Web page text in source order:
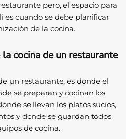
pero, el espacio para
es cuando se debe planificar
de la cocina.
cocina de un restaurante
un restaurante, es donde el
se preparan y cocinan los
se llevan los platos sucios,
y donde se guardan todos
de cocina.